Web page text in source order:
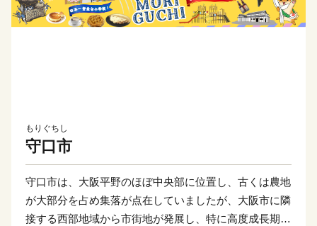
もりぐちし
守口市
守口市は、大阪平野のほぼ中央部に位置し、古くは農地
が大部分を占め集落が点在していましたが、大阪市に隣
接する西部地域から市街地が発展し、特に高度成長期に